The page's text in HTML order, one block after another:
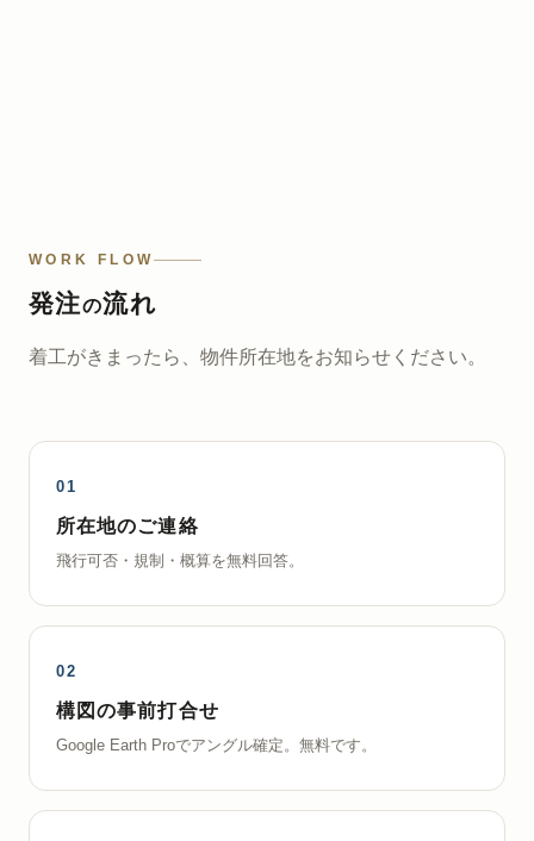
WORK FLOW
発注の流れ
着工がきまったら、物件所在地をお知らせください。
所在地のご連絡
飛行可否・規制・概算を無料回答。
構図の事前打合せ
Google Earth Proでアングル確定。無料です。